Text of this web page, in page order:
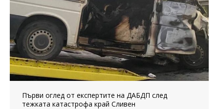
Първи оглед от експертите на ДАБДП след
тежката катастрофа край Сливен